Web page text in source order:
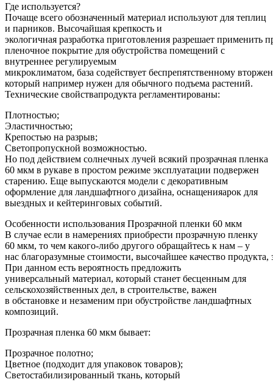
Где используется?
Почаще всего обозначенный материал используют для теплиц
и парников. Высочайшая крепкость и
экологичная разработка приготовления разрешает применить
пленочное покрытие для обустройства помещений с
внутреннее регулируемым
микроклиматом, база содействует беспрепятственному
который например нужен для обычного подъема растений.
Технические свойствапродукта регламентированы:
Плотностью;
Эластичностью;
Крепостью на разрыв;
Светопропускной возможностью.
Но под действием солнечных лучей всякий прозрачная пленка
60 мкм в рукаве в простом режиме эксплуатации подвержен
старению. Еще выпускаются модели с декоративным
оформление для ландшафтного дизайна, оснащенияарок для
выездных и кейтеринговых событий.
Особенности использования Прозрачной пленки 60 мкм
В случае если в намерениях приобрести прозрачную пленку
60 мкм, то чем какого-либо другого обращайтесь к нам – у
нас благоразумные стоимости, высочайшее качество
При данном есть вероятность предложить
универсальный материал, который станет бесценным для
сельскохозяйственных дел, в строительстве, важен
в обстановке и незаменим при обустройстве ландшафтных
композиций.
Прозрачная пленка 60 мкм бывает:
Прозрачное полотно;
Цветное (подходит для упаковок товаров);
Светостабилизированный ткань, который